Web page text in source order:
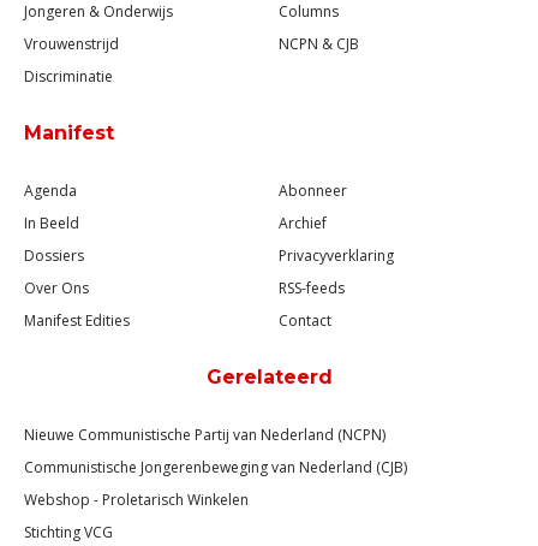
Jongeren & Onderwijs
Vrouwenstrijd
Discriminatie
Columns
NCPN & CJB
Manifest
Agenda
In Beeld
Dossiers
Over Ons
Manifest Edities
Abonneer
Archief
Privacyverklaring
RSS-feeds
Contact
Gerelateerd
Nieuwe Communistische Partij van Nederland (NCPN)
Communistische Jongerenbeweging van Nederland (CJB)
Webshop - Proletarisch Winkelen
Stichting VCG